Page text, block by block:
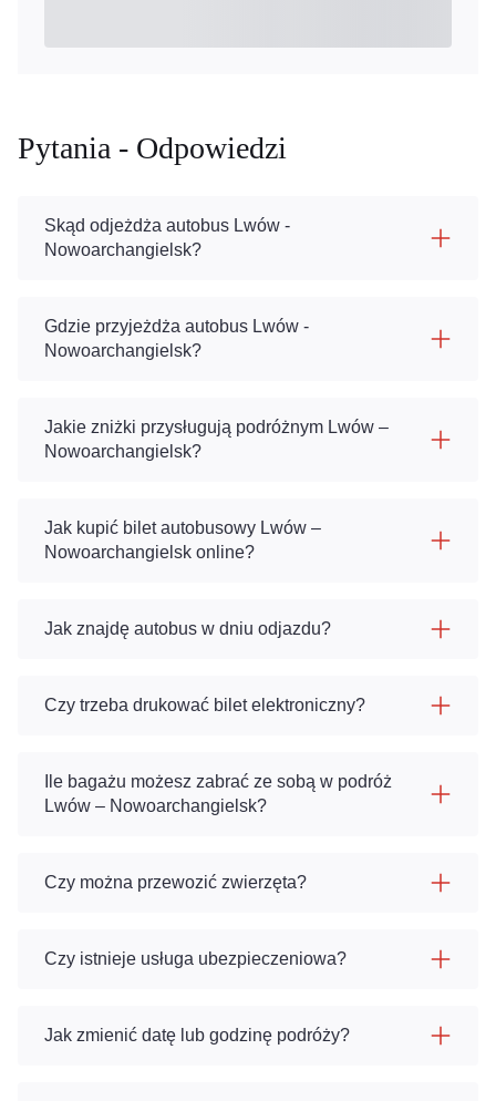
Pytania - Odpowiedzi
Skąd odjeżdża autobus Lwów -
Nowoarchangielsk?
Gdzie przyjeżdża autobus Lwów -
Nowoarchangielsk?
Jakie zniżki przysługują podróżnym Lwów –
Nowoarchangielsk?
Jak kupić bilet autobusowy Lwów –
Nowoarchangielsk online?
Jak znajdę autobus w dniu odjazdu?
Czy trzeba drukować bilet elektroniczny?
Ile bagażu możesz zabrać ze sobą w podróż
Lwów – Nowoarchangielsk?
Czy można przewozić zwierzęta?
Czy istnieje usługa ubezpieczeniowa?
Jak zmienić datę lub godzinę podróży?